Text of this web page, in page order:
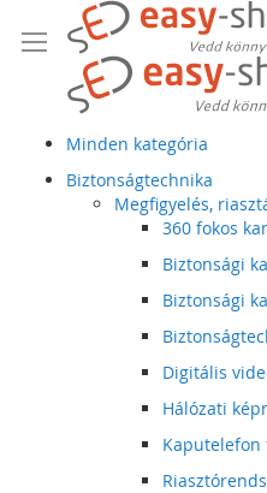
Minden kategória
Biztonságtechnika
Megfigyelés,
360 fokos
Biztonsági
Biztonsági
Digitális
Hálózati
Kaputelefon